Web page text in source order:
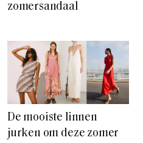
zomersandaal
De mooiste linnen
jurken om deze zomer